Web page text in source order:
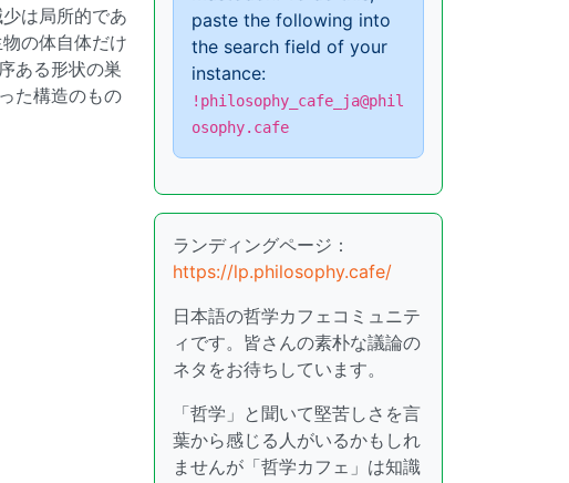
は局所的であ
の体自体だけ
ある形状の巣
た構造のもの
paste the following into
the search field of your
instance:
!philosophy_cafe_ja@phil
osophy.cafe
ランディングページ：
https://lp.philosophy.cafe/
日本語の哲学カフェコミュニテ
ィです。皆さんの素朴な議論の
ネタをお待ちしています。
「哲学」と聞いて堅苦しさを言
葉から感じる人がいるかもしれ
ませんが「哲学カフェ」は知識